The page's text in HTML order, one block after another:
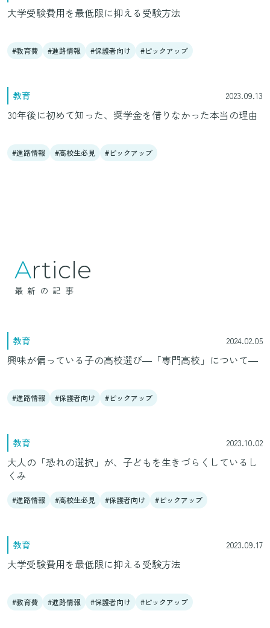
大学受験費用を最低限に抑える受験方法
教育費 進路情報 保護者向け ピックアップ
教育 2023.09.13
30年後に初めて知った、奨学金を借りなかった本当の理由
進路情報 高校生必見 ピックアップ
Article
最新の記事
教育 2024.02.05
興味が偏っている子の高校選び―「専門高校」について―
進路情報 保護者向け ピックアップ
教育 2023.10.02
大人の「恐れの選択」が、子どもを生きづらくしているし
くみ
進路情報 高校生必見 保護者向け ピックアップ
教育 2023.09.17
大学受験費用を最低限に抑える受験方法
教育費 進路情報 保護者向け ピックアップ